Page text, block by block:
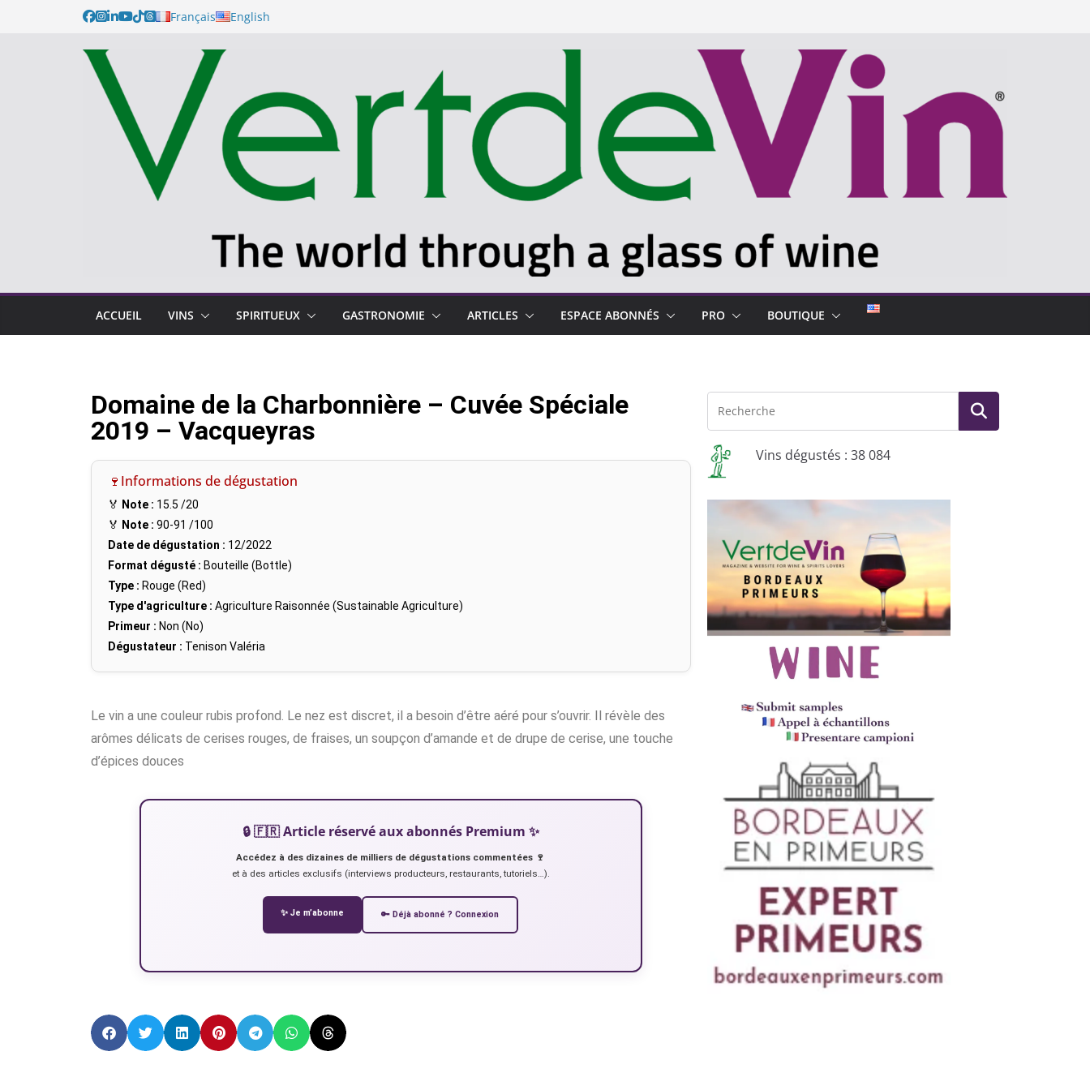
Français English
ACCUEIL VINS SPIRITUEUX GASTRONOMIE ARTICLES ESPACE ABONNÉS PRO BOUTIQUE
Domaine de la Charbonnière – Cuvée Spéciale
2019 – Vacqueyras
🍷Informations de dégustation
🏅 Note : 15.5 /20
🏅 Note : 90-91 /100
Date de dégustation : 12/2022
Format dégusté : Bouteille (Bottle)
Type : Rouge (Red)
Type d'agriculture : Agriculture Raisonnée (Sustainable Agriculture)
Primeur : Non (No)
Dégustateur : Tenison Valéria
Le vin a une couleur rubis profond. Le nez est discret, il a besoin d’être aéré pour s’ouvrir. Il révèle des
arômes délicats de cerises rouges, de fraises, un soupçon d’amande et de drupe de cerise, une touche
d’épices douces
🔒 🇫🇷 Article réservé aux abonnés Premium ✨
Accédez à des dizaines de milliers de dégustations commentées 🍷
et à des articles exclusifs (interviews producteurs, restaurants, tutoriels…).
✨ Je m’abonne 🔑 Déjà abonné ? Connexion
Vins dégustés : 38 084